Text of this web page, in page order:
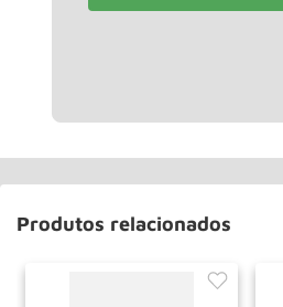
Produtos relacionados